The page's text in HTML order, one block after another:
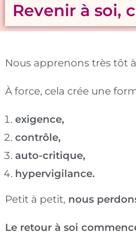
Revenir à soi,
Nous apprenons très tôt à
À force, cela crée une
exigence,
contrôle,
auto-critique,
hypervigilance.
Petit à petit, nous
Le retour à soi